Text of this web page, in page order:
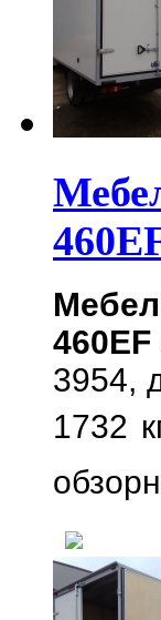
460EF
3954,
1732